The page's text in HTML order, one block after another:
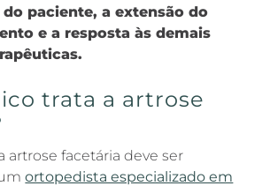
paciente, a extensão do
e a resposta às demais
trata a artrose
artrose facetária deve ser
ortopedista especializado em